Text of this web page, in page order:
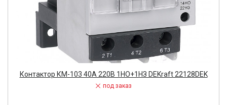
Контактор КМ-103 40А 220В 1НО+1НЗ DEKraft 22128DEK
под заказ